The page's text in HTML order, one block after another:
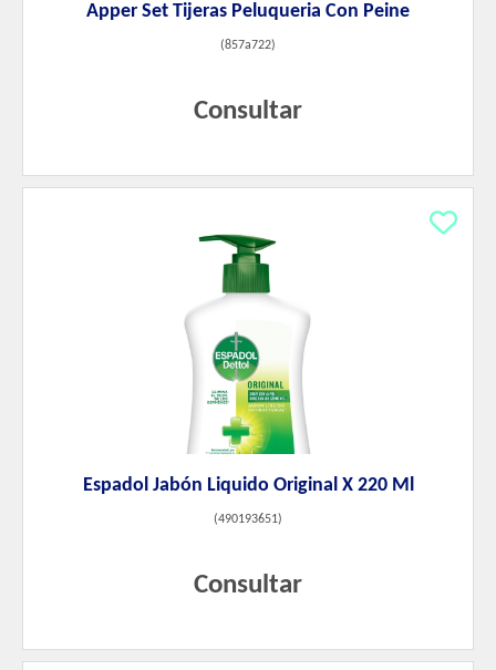
Apper Set Tijeras Peluqueria Con Peine
(857a722)
Consultar
Espadol Jabón Liquido Original X 220 Ml
(490193651)
Consultar